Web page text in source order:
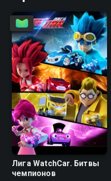
8.4 7.4
Лига WatchCar. Битвы
чемпионов